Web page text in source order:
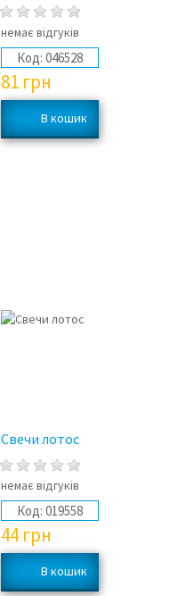
немає відгуків
Код: 046528
81 грн
Свечи лотос
немає відгуків
Код: 019558
44 грн